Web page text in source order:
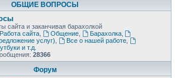
ОБЩИЕ ВОПРОСЫ
сайта и заканчивая барахолкой
Работа сайта, Общение, Барахолка,
услуг)
Все о нашей работе,
и т.д.
28366
Форум